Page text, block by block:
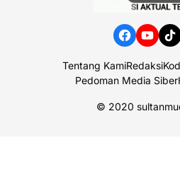
Tentang KamiRedaksi
Pedoman Media Siber
© 2020